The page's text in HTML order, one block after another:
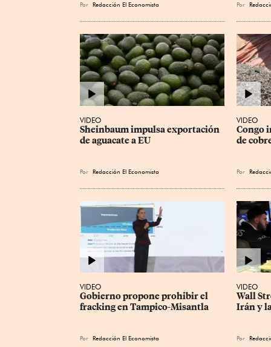
Por Redacción El Economista Por
VIDEO
Sheinbaum impulsa exportación
de aguacate a EU
Por Redacción El Economista
VIDEO
Congo
de
Por
VIDEO
Gobierno propone prohibir el
fracking en Tampico-Misantla
Por Redacción El Economista
VIDEO
Wall
Irán y
Por